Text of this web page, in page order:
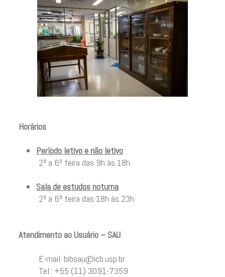
Horários
Período letivo e não letivo
2ª a 6ª feira das 9h às 18h
Sala de estudos noturna
2ª a 6ª feira das 18h às 23h
Atendimento ao Usuário – SAU
E-mail: bibsau@icb.usp.br
Tel.: +55 (11) 3091-7359